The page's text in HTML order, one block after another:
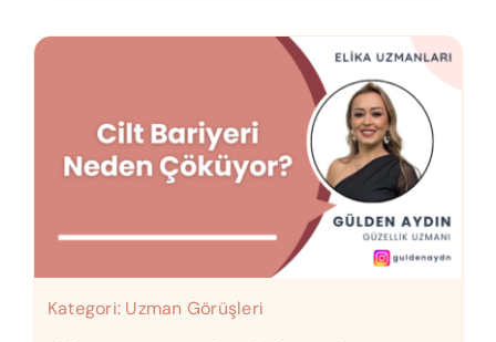
Kategori: Uzman Görüşleri